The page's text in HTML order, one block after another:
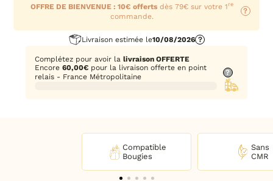
Livraison estimée le10/08/2026 ?
Complétez pour avoir lalivraison OFFERTE
Encore60,00€ pour la livraison offerte en point
relais - France Métropolitaine
?
OFFRE DE BIENVENUE : 10€ offertsdès 79€ sur votre 1 re
commande.
?
Compatible
Bougies
Sans
CMR